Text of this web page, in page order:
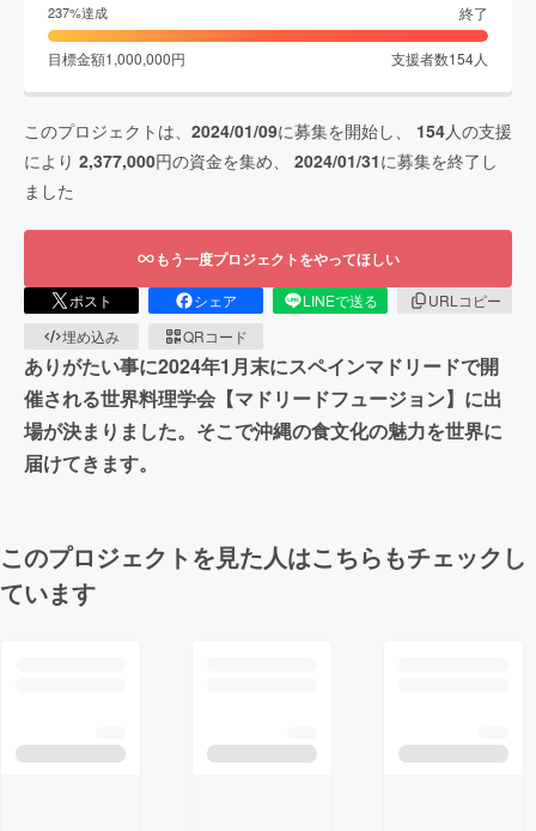
237%達成 終了
目標金額1,000,000円 支援者数154人
このプロジェクトは、 2024/01/09に募集を開始し、 154人の支援
により 2,377,000円の資金を集め、 2024/01/31に募集を終了し
ました
もう一度プロジェクトをやってほしい
ポスト シェア LINEで送る
URLコピー
埋め込み
QRコード
ありがたい事に2024年1月末にスペインマドリードで開
催される世界料理学会【マドリードフュージョン】に出
場が決まりました。そこで沖縄の食文化の魅力を世界に
届けてきます。
このプロジェクトを見た人はこちらもチェックし
ています